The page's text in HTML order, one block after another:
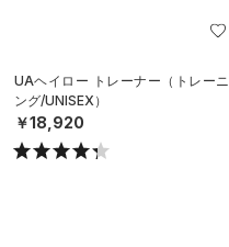
UAヘイロー トレーナー（トレーニ
ング/UNISEX）
￥18,920